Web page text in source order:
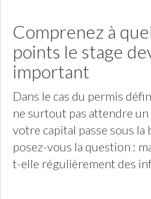
Comprenez à
points le stage
important
Dans le cas du permis
ne surtout pas attendre
votre capital passe sous la
posez-vous la question :
t-elle régulièrement des